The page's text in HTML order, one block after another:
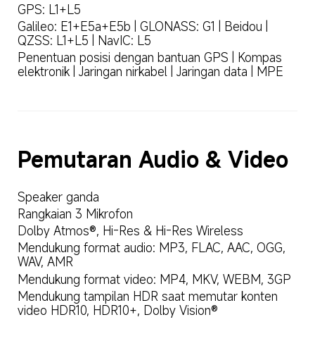
GPS: L1+L5
Galileo: E1+E5a+E5b | GLONASS: G1 | Beidou |
QZSS: L1+L5 | NavIC: L5
Penentuan posisi dengan bantuan GPS | Kompas
elektronik | Jaringan nirkabel | Jaringan data | MPE
Pemutaran Audio & Video
Speaker ganda
Rangkaian 3 Mikrofon
Dolby Atmos®, Hi-Res & Hi-Res Wireless
Mendukung format audio: MP3, FLAC, AAC, OGG,
WAV, AMR
Mendukung format video: MP4, MKV, WEBM, 3GP
Mendukung tampilan HDR saat memutar konten
video HDR10, HDR10+, Dolby Vision®